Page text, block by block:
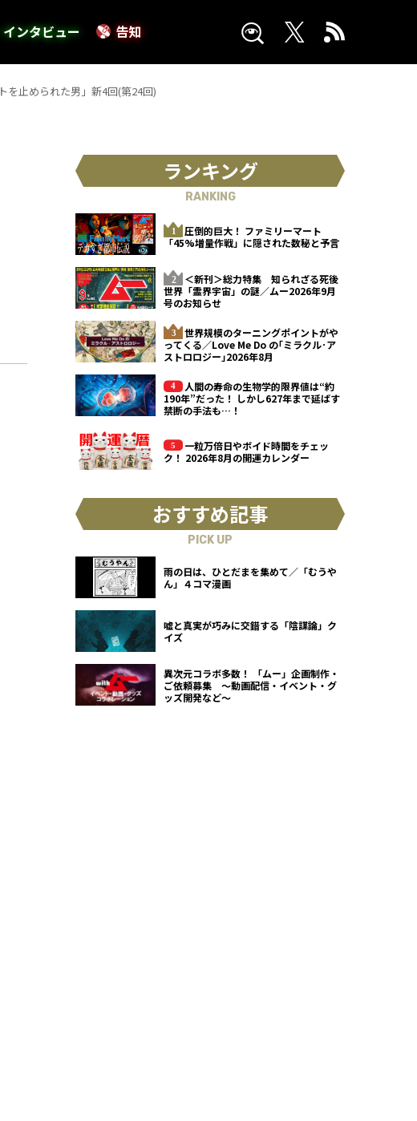
ンタビュー 告知
を止められた男」新4回(第24回)
ランキング
RANKING
圧倒的巨大！ ファミリーマート
「45%増量作戦」に隠された数秘と予言
＜新刊＞総力特集 知られざる死後
世界「霊界宇宙」の謎／ムー2026年9月
号のお知らせ
世界規模のターニングポイントがや
ってくる／Love Me Do の｢ミラクル･ア
ストロロジー｣2026年8月
人間の寿命の生物学的限界値は“約
190年”だった！ しかし627年まで延ばす
禁断の手法も…！
一粒万倍日やボイド時間をチェッ
ク！ 2026年8月の開運カレンダー
おすすめ記事
PICK UP
雨の日は、ひとだまを集めて／「むうや
ん」４コマ漫画
嘘と真実が巧みに交錯する「陰謀論」ク
イズ
異次元コラボ多数！ 「ムー」企画制作・
ご依頼募集 ～動画配信・イベント・グ
ッズ開発など～